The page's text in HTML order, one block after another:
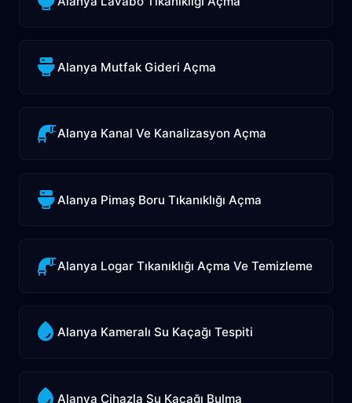
Alanya Mutfak Gideri Açma
Alanya Kanal Ve Kanalizasyon Açma
Alanya Pimaş Boru Tıkanıklığı Açma
Alanya Logar Tıkanıklığı Açma Ve Temizleme
Alanya Kameralı Su Kaçağı Tespiti
Alanya Cihazla Su Kaçağı Bulma